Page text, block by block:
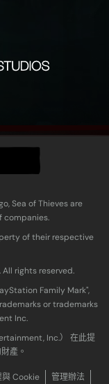
Sea of Thieves are
companies.
of their respective
All rights reserved.
Family Mark",
or trademarks
Inc.
Inc.） 在此提
產。
與 Cookie 管理辦法